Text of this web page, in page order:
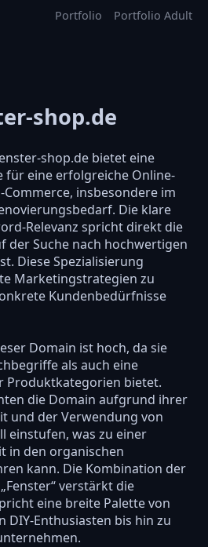
Portfolio Portfolio Adult
shop.de
shop.de bietet eine
für eine erfolgreiche Online-
Commerce, insbesondere im
Die klare
Relevanz spricht direkt die
der Suche nach hochwertigen
Diese Spezialisierung
Marketingstrategien zu
Kundenbedürfnisse
Domain ist hoch, da sie
als auch eine
Produktkategorien bietet.
die Domain aufgrund ihrer
und der Verwendung von
einstufen, was zu einer
in den organischen
kann. Die Kombination der
verstärkt die
eine breite Palette von
DIY-Enthusiasten bis hin zu